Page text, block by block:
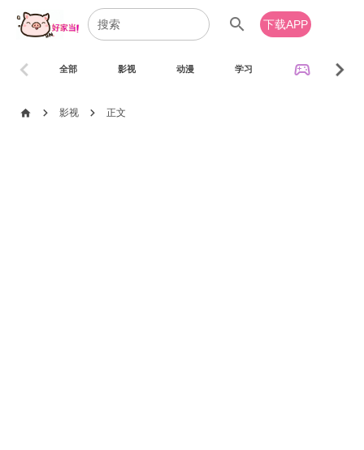
search 下载APP
全部 影视 动漫 学习 sports_esports
chevron_left chevron_right
home chevron_right 影视 chevron_right 正文